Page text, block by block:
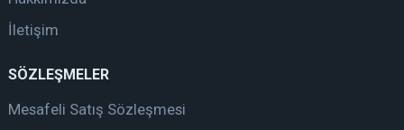
İletişim
SÖZLEŞMELER
Mesafeli Satış Sözleşmesi